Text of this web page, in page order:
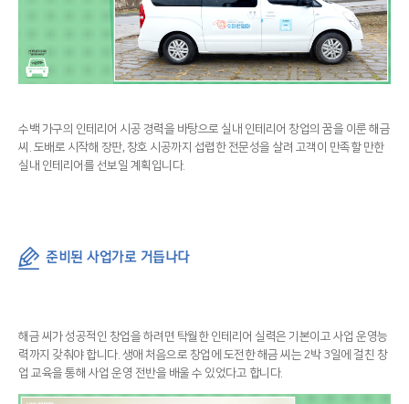
수백 가구의 인테리어 시공 경력을 바탕으로 실내 인테리어 창업의 꿈을 이룬 해금
씨. 도배로 시작해 장판, 창호 시공까지 섭렵한 전문성을 살려 고객이 만족할 만한
실내 인테리어를 선보일 계획입니다.
준비된 사업가로 거듭나다
해금 씨가 성공적인 창업을 하려면 탁월한 인테리어 실력은 기본이고 사업 운영능
력까지 갖춰야 합니다. 생애 처음으로 창업에 도전한 해금 씨는 2박 3일에 걸친 창
업 교육을 통해 사업 운영 전반을 배울 수 있었다고 합니다.